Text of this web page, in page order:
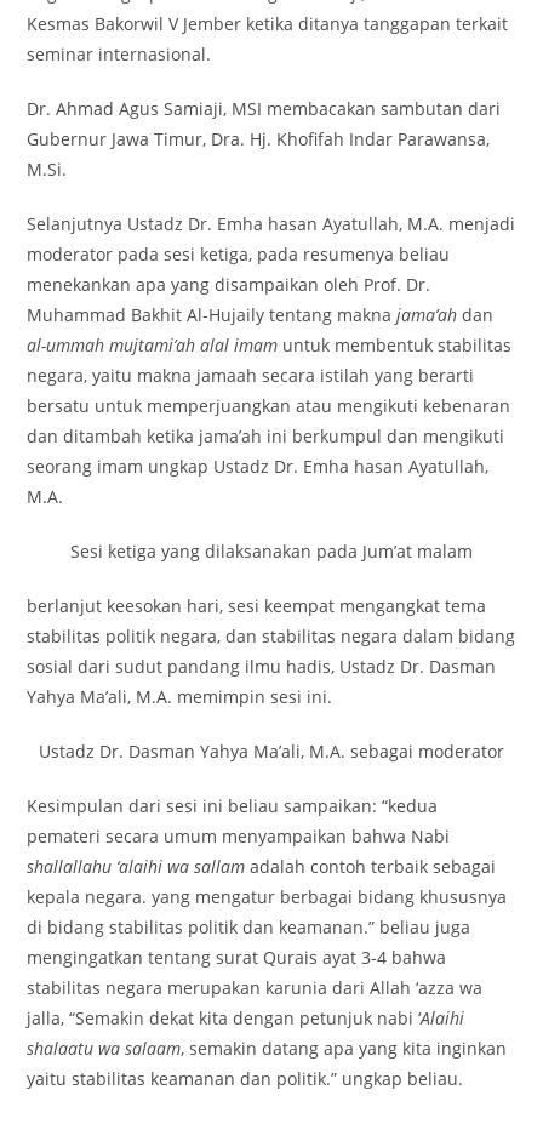
Kesmas Bakorwil V Jember ketika ditanya tanggapan terkait
seminar internasional.
Dr. Ahmad Agus Samiaji, MSI membacakan sambutan dari
Gubernur Jawa Timur, Dra. Hj. Khofifah Indar Parawansa,
M.Si.
Selanjutnya Ustadz Dr. Emha hasan Ayatullah, M.A. menjadi
moderator pada sesi ketiga, pada resumenya beliau
menekankan apa yang disampaikan oleh Prof. Dr.
Muhammad Bakhit Al-Hujaily tentang maknajama’ah dan
al-ummah mujtami’ah alal imam untuk membentuk stabilitas
negara, yaitu makna jamaah secara istilah yang berarti
bersatu untuk memperjuangkan atau mengikuti kebenaran
dan ditambah ketika jama’ah ini berkumpul dan mengikuti
seorang imam ungkap Ustadz Dr. Emha hasan Ayatullah,
M.A.
Sesi ketiga yang dilaksanakan pada Jum’at malam
berlanjut keesokan hari, sesi keempat mengangkat tema
stabilitas politik negara, dan stabilitas negara dalam bidang
sosial dari sudut pandang ilmu hadis, Ustadz Dr. Dasman
Yahya Ma’ali, M.A. memimpin sesi ini.
Ustadz Dr. Dasman Yahya Ma’ali, M.A. sebagai moderator
Kesimpulan dari sesi ini beliau sampaikan: “kedua
pemateri secara umum menyampaikan bahwa Nabi
shallallahu ‘alaihi wa sallam adalah contoh terbaik sebagai
kepala negara. yang mengatur berbagai bidang khususnya
di bidang stabilitas politik dan keamanan.” beliau juga
mengingatkan tentang surat Qurais ayat 3-4 bahwa
stabilitas negara merupakan karunia dari Allah ‘azza wa
jalla, “Semakin dekat kita dengan petunjuk nabi ‘Alaihi
shalaatu wa salaam, semakin datang apa yang kita inginkan
yaitu stabilitas keamanan dan politik.” ungkap beliau.